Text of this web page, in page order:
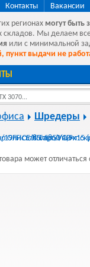
Контакты Вакансии
регионах могут быть
складов. Мы делаем
или с минимальной
пункт выдачи не
3070...
Шредеры
может отличаться